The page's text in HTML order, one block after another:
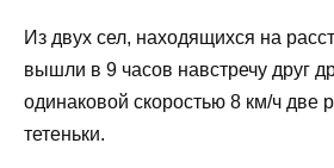
Из двух сел, находящихся на
вышли в 9 часов навстречу друг
одинаковой скоростью 8 км/ч две
тетеньки.